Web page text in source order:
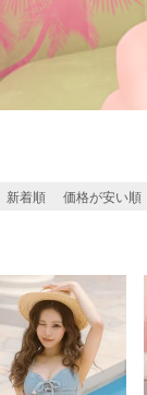
新着順 価格が安い順